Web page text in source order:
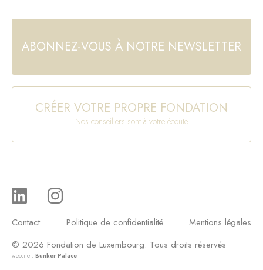
ABONNEZ-VOUS À NOTRE NEWSLETTER
CRÉER VOTRE PROPRE FONDATION
Nos conseillers sont à votre écoute
Contact Politique de confidentialité
Mentions légales
© 2026 Fondation de Luxembourg. Tous droits réservés
website : Bunker Palace